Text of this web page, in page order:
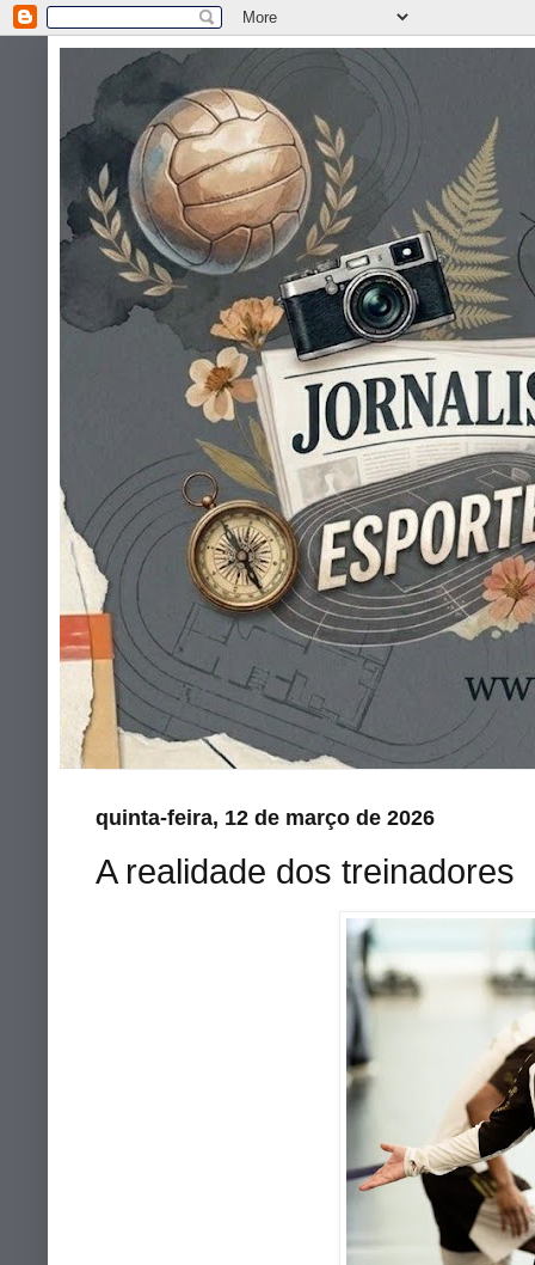
quinta-feira, 12 de março de 2026
A realidade dos treinadores